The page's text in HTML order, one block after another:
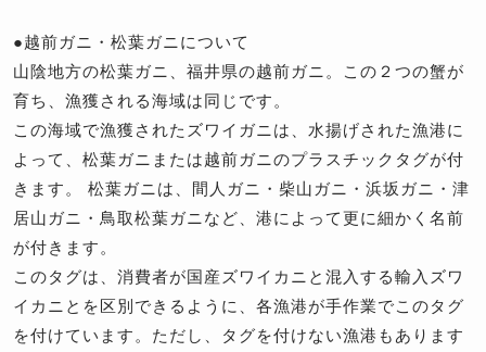
●越前ガニ・松葉ガニについて
山陰地方の松葉ガニ、福井県の越前ガニ。この２つの蟹が
育ち、漁獲される海域は同じです。
この海域で漁獲されたズワイガニは、水揚げされた漁港に
よって、松葉ガニまたは越前ガニのプラスチックタグが付
きます。 松葉ガニは、間人ガニ・柴山ガニ・浜坂ガニ・津
居山ガニ・鳥取松葉ガニなど、港によって更に細かく名前
が付きます。
このタグは、消費者が国産ズワイカニと混入する輸入ズワ
イカニとを区別できるように、各漁港が手作業でこのタグ
を付けています。ただし、タグを付けない漁港もあります